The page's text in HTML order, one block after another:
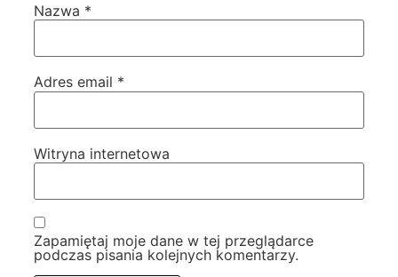
Nazwa *
Adres email *
Witryna internetowa
Zapamiętaj moje dane w tej przeglądarce
podczas pisania kolejnych komentarzy.